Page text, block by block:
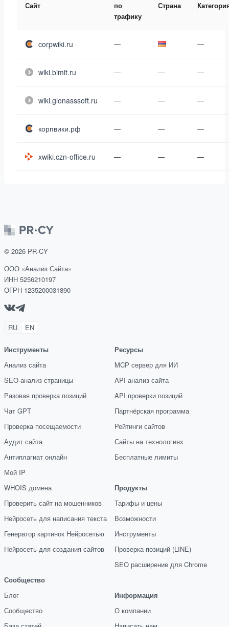
Сайт
по
трафику
Страна
corpwiki.ru — —
wiki.bimit.ru — — —
wiki.glonasssoft.ru — — —
корпвики.рф — — —
xwiki.czn-office.ru — — —
© 2026 PR-CY
ООО «Анализ Сайта»
ИНН 5256210197
ОГРН 1235200031890
RU EN
Инструменты
Анализ сайта
SEO-анализ страницы
Разовая проверка позиций
Чат GPT
Проверка посещаемости
Аудит сайта
Антиплагиат онлайн
Мой IP
WHOIS домена
Проверить сайт на мошенников
Нейросеть для написания текста
Генератор картинок Нейросетью
Нейросеть для создания сайтов
Сообщество
Блог
Сообщество
Ресурсы
MCP сервер для ИИ
API анализ сайта
API проверки позиций
Партнёрская программа
Рейтинги сайтов
Сайты на технологиях
Бесплатные лимиты
Продукты
Тарифы и цены
Возможности
Инструменты
Проверка позиций (LINE)
SEO расширение для Chrome
Информация
О компании